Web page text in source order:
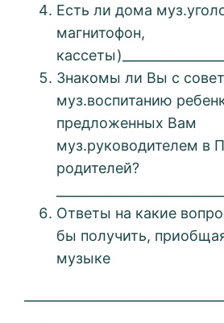
Есть ли дома
магнитофон,
Знакомы ли Вы с
муз.воспитанию
предложенных Вам
муз.руководителем в
родителей?
Ответы на какие
бы получить,
музыке